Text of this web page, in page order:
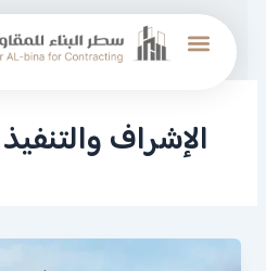
اﻹشراف والتنفيذ